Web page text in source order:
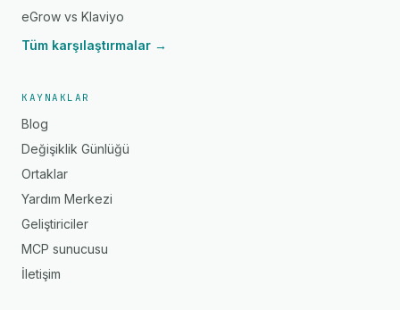
eGrow vs Klaviyo
Tüm karşılaştırmalar →
KAYNAKLAR
Blog
Değişiklik Günlüğü
Ortaklar
Yardım Merkezi
Geliştiriciler
MCP sunucusu
İletişim